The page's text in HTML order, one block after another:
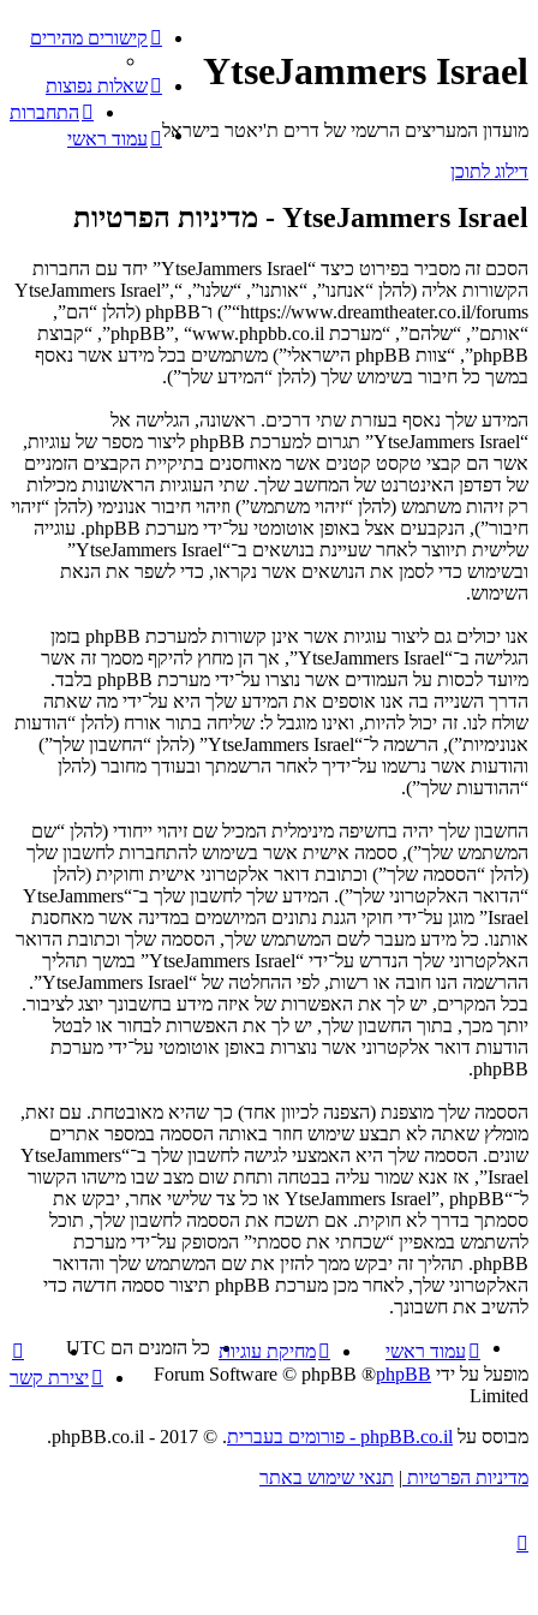
YtseJammers Israel
מועדון המעריצים הרשמי של דרים ת'יאטר בישראל
דילוג לתוכן
קישורים מהירים
שאלות נפוצות
התחברות
עמוד ראשי
YtseJammers Israel - מדיניות הפרטיות
הסכם זה מסביר בפירוט כיצד “YtseJammers Israel” יחד עם החברות
הקשורות אליה (להלן “אנחנו”, “אותנו”, “שלנו”, “YtseJammers Israel”,
“https://www.dreamtheater.co.il/forums”) ו־phpBB (להלן “הם”,
“אותם”, “שלהם”, “מערכת phpBB”, “www.phpbb.co.il”, “קבוצת
phpBB”, “צוות phpBB הישראלי”) משתמשים בכל מידע אשר נאסף
במשך כל חיבור בשימוש שלך (להלן “המידע שלך”).
המידע שלך נאסף בעזרת שתי דרכים. ראשונה, הגלישה אל
“YtseJammers Israel” תגרום למערכת phpBB ליצור מספר של עוגיות,
אשר הם קבצי טקסט קטנים אשר מאוחסנים בתיקיית הקבצים הזמניים
של דפדפן האינטרנט של המחשב שלך. שתי העוגיות הראשונות מכילות
רק זיהות משתמש (להלן “זיהוי משתמש”) וזיהוי חיבור אנונימי (להלן “זיהוי
חיבור”), הנקבעים אצל באופן אוטומטי על־ידי מערכת phpBB. עוגייה
שלישית תיווצר לאחר שעיינת בנושאים ב־“YtseJammers Israel”
ובשימוש כדי לסמן את הנושאים אשר נקראו, כדי לשפר את הנאת
השימוש.
אנו יכולים גם ליצור עוגיות אשר אינן קשורות למערכת phpBB בזמן
הגלישה ב־“YtseJammers Israel”, אך הן מחוץ להיקף מסמך זה אשר
מיועד לכסות על העמודים אשר נוצרו על־ידי מערכת phpBB בלבד.
הדרך השנייה בה אנו אוספים את המידע שלך היא על־ידי מה שאתה
שולח לנו. זה יכול להיות, ואינו מוגבל ל: שליחה בתור אורח (להלן “הודעות
אנונימיות”), הרשמה ל־“YtseJammers Israel” (להלן “החשבון שלך”)
והודעות אשר נרשמו על־ידיך לאחר הרשמתך ובעודך מחובר (להלן
“ההודעות שלך”).
החשבון שלך יהיה בחשיפה מינימלית המכיל שם זיהוי ייחודי (להלן “שם
המשתמש שלך”), ססמה אישית אשר בשימוש להתחברות לחשבון שלך
(להלן “הססמה שלך”) וכתובת דואר אלקטרוני אישית וחוקית (להלן
“הדואר האלקטרוני שלך”). המידע שלך לחשבון שלך ב־“YtseJammers
Israel” מוגן על־ידי חוקי הגנת נתונים המיושמים במדינה אשר מאחסנת
אותנו. כל מידע מעבר לשם המשתמש שלך, הססמה שלך וכתובת הדואר
האלקטרוני שלך הנדרש על־ידי “YtseJammers Israel” במשך תהליך
ההרשמה הנו חובה או רשות, לפי ההחלטה של “YtseJammers Israel”.
בכל המקרים, יש לך את האפשרות של איזה מידע בחשבונך יוצג לציבור.
יותך מכך, בתוך החשבון שלך, יש לך את האפשרות לבחור או לבטל
הודעות דואר אלקטרוני אשר נוצרות באופן אוטומטי על־ידי מערכת
phpBB.
הססמה שלך מוצפנת (הצפנה לכיוון אחד) כך שהיא מאובטחת. עם זאת,
מומלץ שאתה לא תבצע שימוש חוזר באותה הססמה במספר אתרים
שונים. הססמה שלך היא האמצעי לגישה לחשבון שלך ב־“YtseJammers
Israel”, אז אנא שמור עליה בבטחה ותחת שום מצב שבו מישהו הקשור
ל־“YtseJammers Israel”, phpBB או כל צד שלישי אחר, יבקש את
ססמתך בדרך לא חוקית. אם תשכח את הססמה לחשבון שלך, תוכל
להשתמש במאפיין “שכחתי את ססמתי” המסופק על־ידי מערכת
phpBB. תהליך זה יבקש ממך להזין את שם המשתמש שלך והדואר
האלקטרוני שלך, לאחר מכן מערכת phpBB תיצור ססמה חדשה כדי
להשיב את חשבונך.
עמוד ראשי כל הזמנים הם UTC
מחיקת עוגיות
יצירת קשר
מופעל על ידי phpBB
® Forum Software © phpBB
Limited
מבוסס על phpBB.co.il - פורומים בעברית
. © 2017 - phpBB.co.il.
מדיניות הפרטיות | תנאי שימוש באתר